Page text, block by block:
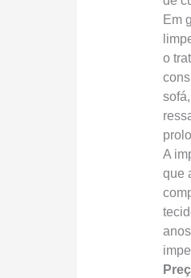
Em
o
A
que